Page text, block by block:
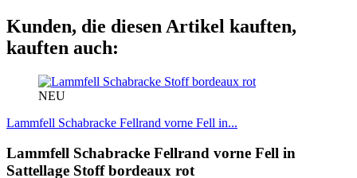
Kunden, die diesen Artikel kauften,
kauften auch:
NEU
Lammfell Schabracke Fellrand vorne Fell in...
Lammfell Schabracke Fellrand vorne Fell in
Sattellage Stoff bordeaux rot